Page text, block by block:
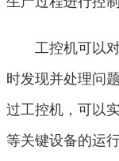
工控机可以对
时发现并处理问
过工控机，可以
等关键设备的运